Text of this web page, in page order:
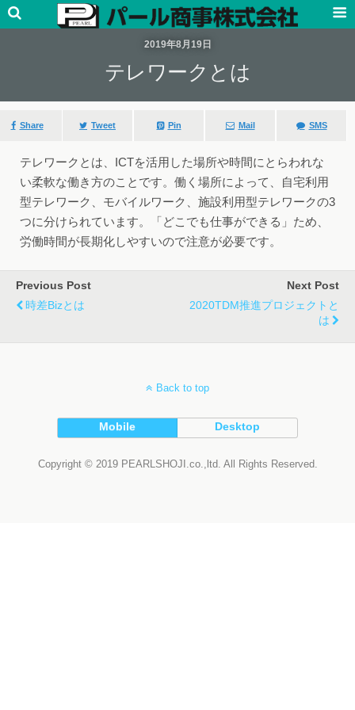
2019年8月19日
テレワークとは
Share Tweet Pin Mail SMS
テレワークとは、ICTを活用した場所や時間にとらわれな
い柔軟な働き方のことです。働く場所によって、自宅利用
型テレワーク、モバイルワーク、施設利用型テレワークの3
つに分けられています。「どこでも仕事ができる」ため、
労働時間が長期化しやすいので注意が必要です。
Previous Post
時差Bizとは
Next Post
2020TDM推進プロジェクトと
は
Back to top
Mobile Desktop
Copyright © 2019 PEARLSHOJI.co.,ltd. All Rights Reserved.